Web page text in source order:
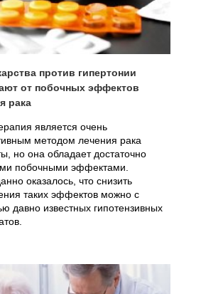
против гипертонии
от побочных эффектов
рака
является очень
методом лечения рака
но она обладает достаточно
побочными эффектами.
оказалось, что снизить
таких эффектов можно с
давно известных гипотензивных